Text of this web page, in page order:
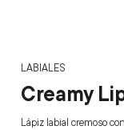
LABIALES
Creamy
Lápiz labial cremoso